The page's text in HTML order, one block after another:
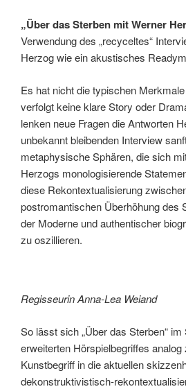
„Über das Sterben mit Werner
Verwendung des „recyceltes“
Herzog wie ein akustisches
Es hat nicht die typischen
verfolgt keine klare Story oder
lenken neue Fragen die Antworten
unbekannt bleibenden Interview
metaphysische Sphären, die sich
Herzogs monologisierende
diese Rekontextualisierung
postromantischen Überhöhung des
der Moderne und authentischer
zu oszillieren.
Regisseurin Anna-Lea Weiand
So lässt sich „Über das Sterben“ im
erweiterten Hörspielbegriffes
Kunstbegriff in die aktuellen
dekonstruktivistisch-